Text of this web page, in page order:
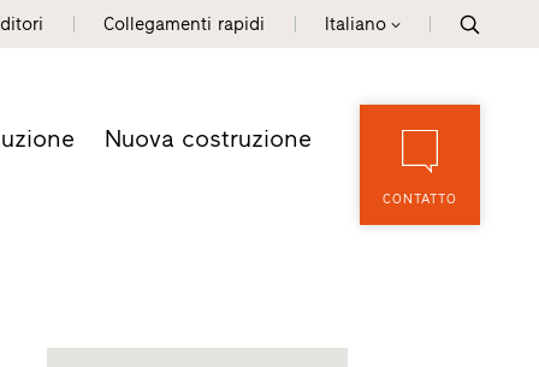
Collegamenti rapidi Italiano
Nuova costruzione
CONTATTO